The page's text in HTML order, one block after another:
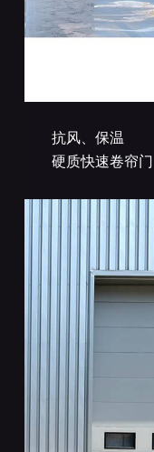
抗风、保温
硬质快速卷帘门